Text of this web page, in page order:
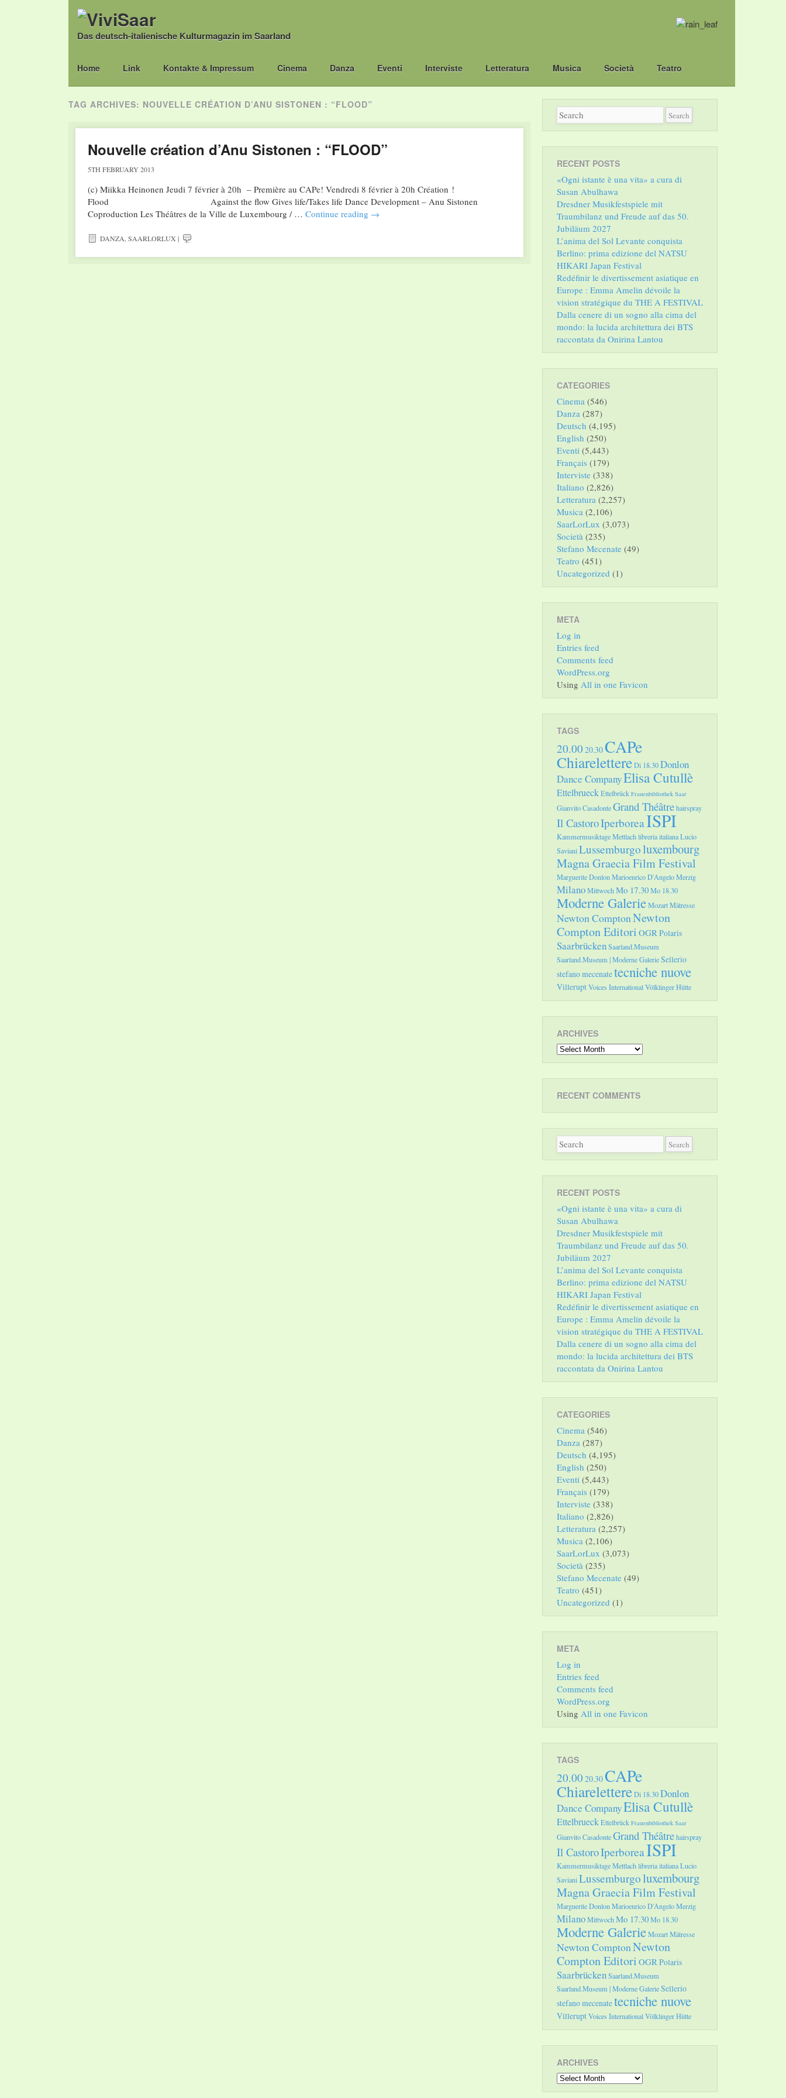
Das deutsch-italienische Kulturmagazin im Saarland
Main menu
Skip
Home Link Kontakte & Impressum Cinema Danza Eventi Interviste Letteratura Musica Società Teatro
TAG ARCHIVES: NOUVELLE CRÉATION D’ANU SISTONEN : “FLOOD”
Nouvelle création d’Anu Sistonen : “FLOOD”
5TH FEBRUARY 2013
(c) Miikka Heinonen Jeudi 7 février à 20h – Première au CAPe! Vendredi 8 février à 20h Création !
Flood Against the flow Gives life/Takes life Dance Development – Anu Sistonen
Coproduction Les Théâtres de la Ville de Luxembourg / … Continue reading →
DANZA,SAARLORLUX |
RECENT POSTS
«Ogni istante è una vita» a cura di
Susan Abulhawa
Dresdner Musikfestspiele mit
Traumbilanz und Freude auf das 50.
Jubiläum 2027
L’anima del Sol Levante conquista
Berlino: prima edizione del NATSU
HIKARI Japan Festival
Redéfinir le divertissement asiatique en
Europe : Emma Amelin dévoile la
vision stratégique du THE A FESTIVAL
Dalla cenere di un sogno alla cima del
mondo: la lucida architettura dei BTS
raccontata da Onirina Lantou
CATEGORIES
Cinema (546)
Danza (287)
Deutsch (4,195)
English (250)
Eventi (5,443)
Français (179)
Interviste (338)
Italiano (2,826)
Letteratura (2,257)
Musica (2,106)
SaarLorLux (3,073)
Società (235)
Stefano Mecenate (49)
Teatro (451)
Uncategorized (1)
META
Log in
Entries feed
Comments feed
WordPress.org
Using All in one Favicon
TAGS
20.00 20.30CAPe
ChiarelettereDi 18.30Donlon
Dance CompanyElisa Cutullè
EttelbrueckEttelbrück Frauenbibliothek Saar
Gianvito CasadonteGrand Théâtrehairspray
Il CastoroIperboreaISPI
Kammermusiktage Mettlachlibreria italianaLucio
SavianiLussemburgoluxembourg
Magna Graecia Film Festival
Marguerite DonlonMarioenrico D'AngeloMerzig
MilanoMittwochMo 17.30Mo 18.30
Moderne GalerieMozartMätresse
Newton ComptonNewton
Compton Editori OGRPolaris
SaarbrückenSaarland.Museum
Saarland.Museum | Moderne GalerieSellerio
stefano mecenatetecniche nuove
VilleruptVoices InternationalVölklinger Hütte
ARCHIVES
Archives
RECENT COMMENTS
RECENT POSTS
«Ogni istante è una vita» a cura di
Susan Abulhawa
Dresdner Musikfestspiele mit
Traumbilanz und Freude auf das 50.
Jubiläum 2027
L’anima del Sol Levante conquista
Berlino: prima edizione del NATSU
HIKARI Japan Festival
Redéfinir le divertissement asiatique en
Europe : Emma Amelin dévoile la
vision stratégique du THE A FESTIVAL
Dalla cenere di un sogno alla cima del
mondo: la lucida architettura dei BTS
raccontata da Onirina Lantou
CATEGORIES
Cinema (546)
Danza (287)
Deutsch (4,195)
English (250)
Eventi (5,443)
Français (179)
Interviste (338)
Italiano (2,826)
Letteratura (2,257)
Musica (2,106)
SaarLorLux (3,073)
Società (235)
Stefano Mecenate (49)
Teatro (451)
Uncategorized (1)
META
Log in
Entries feed
Comments feed
WordPress.org
Using All in one Favicon
TAGS
20.00 20.30CAPe
ChiarelettereDi 18.30Donlon
Dance CompanyElisa Cutullè
EttelbrueckEttelbrück Frauenbibliothek Saar
Gianvito CasadonteGrand Théâtrehairspray
Il CastoroIperboreaISPI
Kammermusiktage Mettlachlibreria italianaLucio
SavianiLussemburgoluxembourg
Magna Graecia Film Festival
Marguerite DonlonMarioenrico D'AngeloMerzig
MilanoMittwochMo 17.30Mo 18.30
Moderne GalerieMozartMätresse
Newton ComptonNewton
Compton Editori OGRPolaris
SaarbrückenSaarland.Museum
Saarland.Museum | Moderne GalerieSellerio
stefano mecenatetecniche nuove
VilleruptVoices InternationalVölklinger Hütte
ARCHIVES
Archives